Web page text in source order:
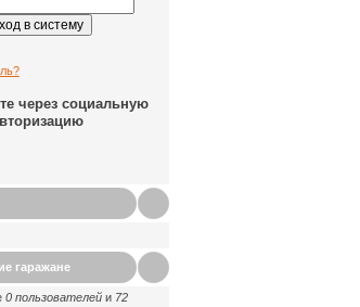
через социальную
гаражане
0 пользователей и 72